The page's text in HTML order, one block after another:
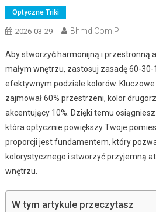
Optyczne Triki
2026-03-29 Bhmd.com.pl
Aby stworzyć harmonijną i przestronną
małym wnętrzu, zastosuj zasadę 60-
efektywnym podziale kolorów.
zajmował 60% przestrzeni, kolor
akcentujący 10%. Dzięki temu
która optycznie powiększy Twoje
proporcji jest fundamentem, który
kolorystycznego i stworzyć przyjemną
wnętrzu.
W tym artykule przeczytasz